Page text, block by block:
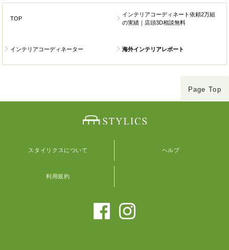
TOP
インテリアコーディネート依頼2万組
の実績｜店頭3D相談無料
インテリアコーディネーター 海外インテリアレポート
Page Top
スタイリクスについて ヘルプ
利用規約